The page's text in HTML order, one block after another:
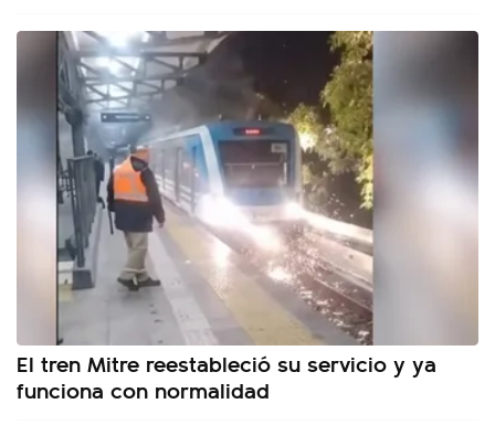
El tren Mitre reestableció su servicio y ya
funciona con normalidad